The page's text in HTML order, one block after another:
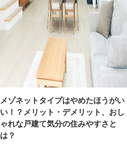
メゾネットタイプはやめたほうがい
い！？メリット・デメリット、おし
ゃれな戸建て気分の住みやすさと
は？